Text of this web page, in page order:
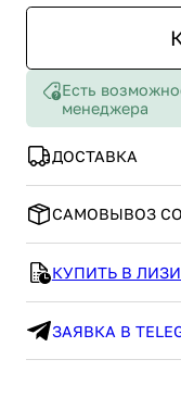
Есть
менеджера
ДОСТАВКА
САМОВЫВОЗ
КУПИТЬ В
ЗАЯВКА В